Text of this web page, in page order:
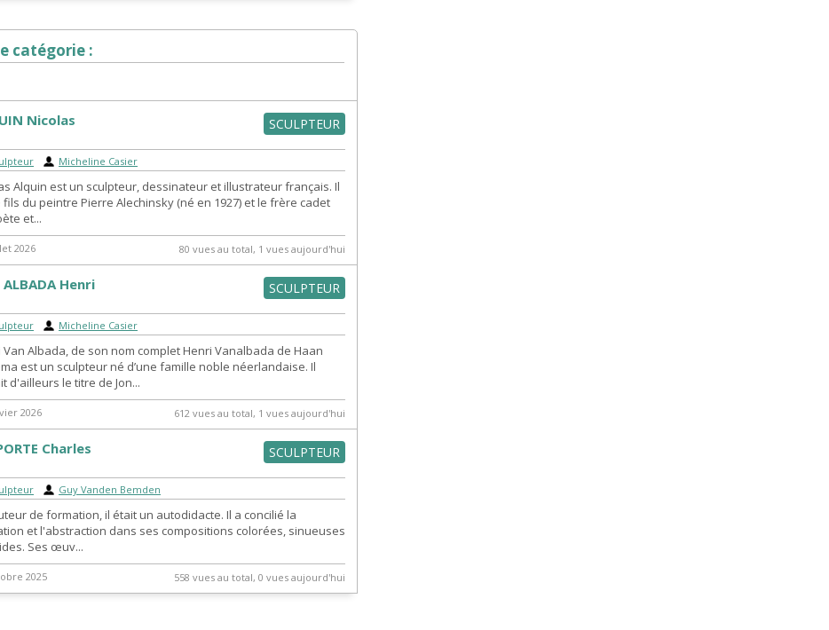
catégorie :
SCULPTEUR
Nicolas
Micheline Casier
Alquin est un sculpteur, dessinateur et illustrateur français. Il
fils du peintre Pierre Alechinsky (né en 1927) et le frère cadet
et...
2026 80 vues au total, 1 vues aujourd'hui
SCULPTEUR
ALBADA Henri
Micheline Casier
Van Albada, de son nom complet Henri Vanalbada de Haan
est un sculpteur né d’une famille noble néerlandaise. Il
d'ailleurs le titre de Jon...
2026 612 vues au total, 1 vues aujourd'hui
SCULPTEUR
Charles
Guy Vanden Bemden
de formation, il était un autodidacte. Il a concilié la
et l'abstraction dans ses compositions colorées, sinueuses
Ses œuv...
2025 558 vues au total, 0 vues aujourd'hui